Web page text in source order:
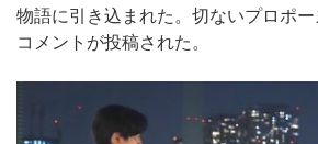
物語に引き込まれた。切ないプロポ
コメントが投稿された。